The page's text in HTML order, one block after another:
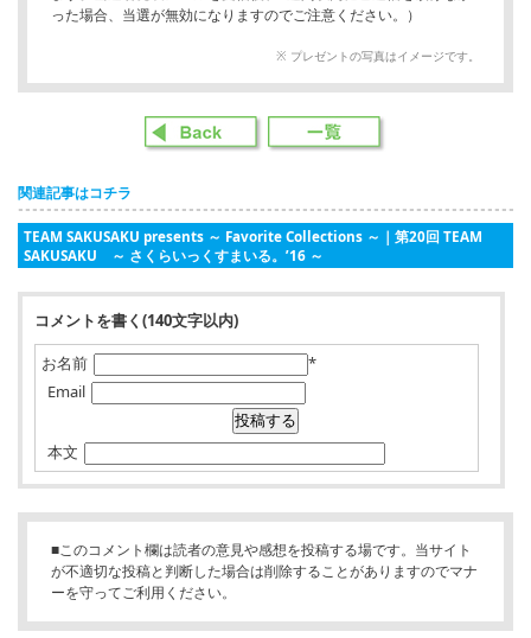
った場合、当選が無効になりますのでご注意ください。）
※ プレゼントの写真はイメージです。
関連記事はコチラ
TEAM SAKUSAKU presents ～ Favorite Collections ～｜第20回 TEAM
SAKUSAKU ～ さくらいっくすまいる。’16 ～
コメントを書く(140文字以内)
お名前
*
Email
本文
■このコメント欄は読者の意見や感想を投稿する場です。当サイト
が不適切な投稿と判断した場合は削除することがありますのでマナ
ーを守ってご利用ください。